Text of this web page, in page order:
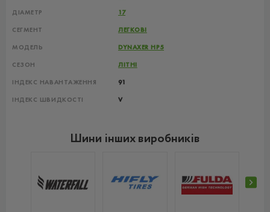
ДІАМЕТР 17
СЕГМЕНТ ЛЕГКОВІ
МОДЕЛЬ DYNAXER HP5
СЕЗОН ЛІТНІ
ІНДЕКС НАВАНТАЖЕННЯ 91
ІНДЕКС ШВИДКОСТІ V
Шини інших виробників